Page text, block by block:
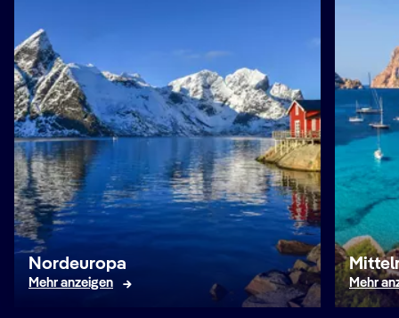
Nordeuropa
Mehr anzeigen Mehr